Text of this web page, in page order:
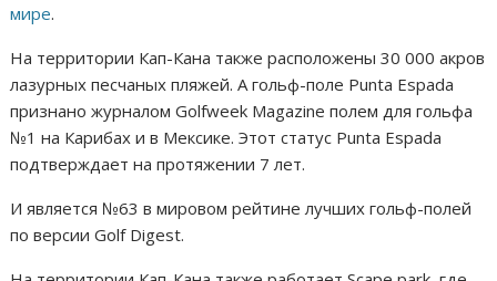
мире.
На территории Кап-Кана также расположены 30 000 акров
лазурных песчаных пляжей. А гольф-поле Punta Espada
признано журналом Golfweek Magazine полем для гольфа
№1 на Карибах и в Мексике. Этот статус Punta Espada
подтверждает на протяжении 7 лет.
И является №63 в мировом рейтине лучших гольф-полей
по версии Golf Digest.